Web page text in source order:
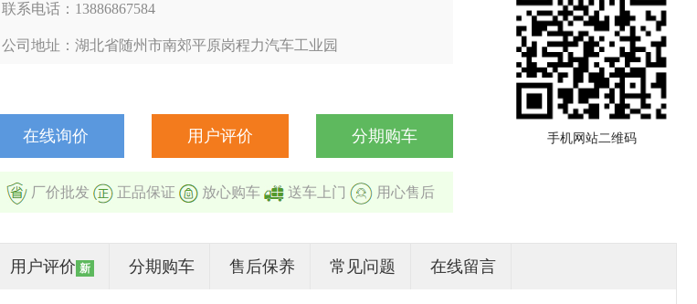
联系电话：13886867584
公司地址：湖北省随州市南郊平原岗程力汽车工业园
在线询价 用户评价 分期购车
厂价批发 正品保证 放心购车 送车上门 用心售后
手机网站二维码
用户评价 新 分期购车 售后保养 常见问题 在线留言